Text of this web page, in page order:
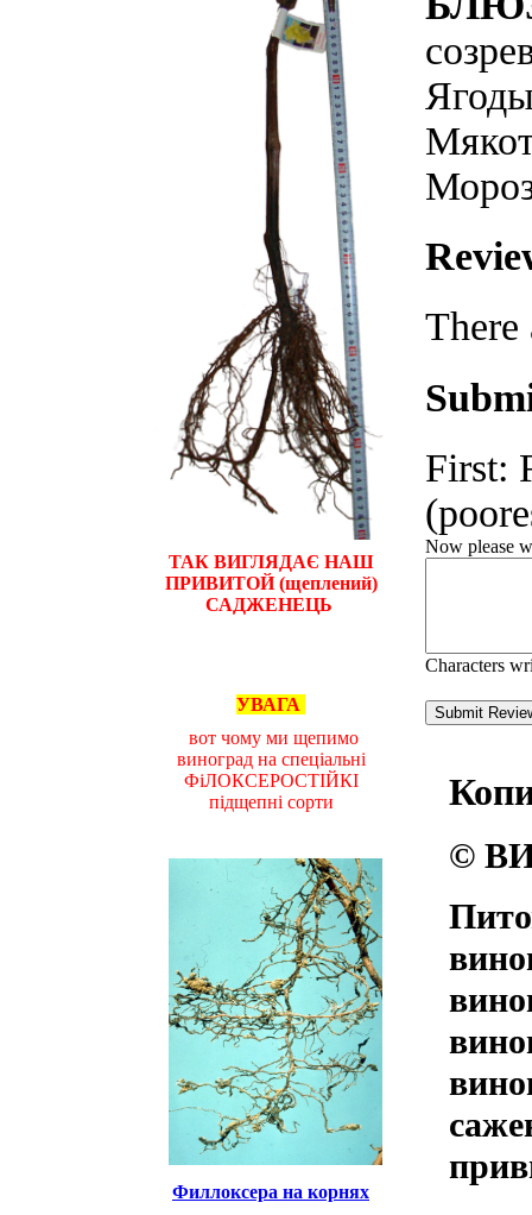
ТАК ВИГЛЯДАЄ НАШ
ПРИВИТОЙ (щеплений)
САДЖЕНЕЦЬ
УВАГА
вот чому ми щепимо
виноград на спеціальні
ФіЛОКСЕРОСТІЙКІ
підщепні сорти
Филлоксера на корнях
There
First:
Now please
Characters
©